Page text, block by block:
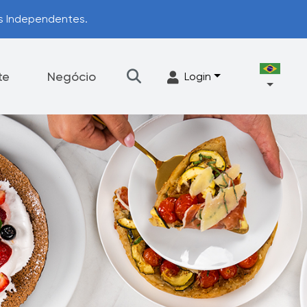
Independentes.
Talheres Acessórios
de Upgrade
Negócio Login